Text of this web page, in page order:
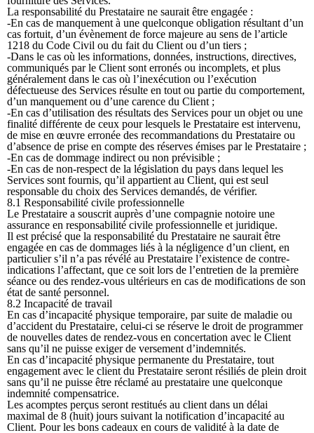
La responsabilité du Prestataire ne saurait être engagée :
-En cas de manquement à une quelconque obligation résultant d’un
cas fortuit, d’un évènement de force majeure au sens de l’article
1218 du Code Civil ou du fait du Client ou d’un tiers ;
-Dans le cas où les informations, données, instructions, directives,
communiqués par le Client sont erronés ou incomplets, et plus
généralement dans le cas où l’inexécution ou l’exécution
défectueuse des Services résulte en tout ou partie du comportement,
d’un manquement ou d’une carence du Client ;
-En cas d’utilisation des résultats des Services pour un objet ou une
finalité différente de ceux pour lesquels le Prestataire est intervenu,
de mise en œuvre erronée des recommandations du Prestataire ou
d’absence de prise en compte des réserves émises par le Prestataire ;
-En cas de dommage indirect ou non prévisible ;
-En cas de non-respect de la législation du pays dans lequel les
Services sont fournis, qu’il appartient au Client, qui est seul
responsable du choix des Services demandés, de vérifier.
8.1 Responsabilité civile professionnelle
Le Prestataire a souscrit auprès d’une compagnie notoire une
assurance en responsabilité civile professionnelle et juridique.
Il est précisé que la responsabilité du Prestataire ne saurait être
engagée en cas de dommages liés à la négligence d’un client, en
particulier s’il n’a pas révélé au Prestataire l’existence de contre-
indications l’affectant, que ce soit lors de l’entretien de la première
séance ou des rendez-vous ultérieurs en cas de modifications de son
état de santé personnel.
8.2 Incapacité de travail
En cas d’incapacité physique temporaire, par suite de maladie ou
d’accident du Prestataire, celui-ci se réserve le droit de programmer
de nouvelles dates de rendez-vous en concertation avec le Client
sans qu’il ne puisse exiger de versement d’indemnités.
En cas d’incapacité physique permanente du Prestataire, tout
engagement avec le client du Prestataire seront résiliés de plein droit
sans qu’il ne puisse être réclamé au prestataire une quelconque
indemnité compensatrice.
Les acomptes perçus seront restitués au client dans un délai
maximal de 8 (huit) jours suivant la notification d’incapacité au
Client. Pour les bons cadeaux en cours de validité à la date de